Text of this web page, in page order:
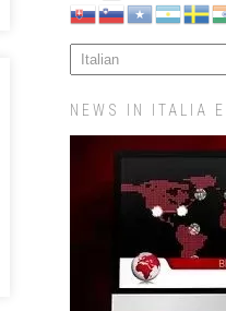
NEWS IN ITALIA